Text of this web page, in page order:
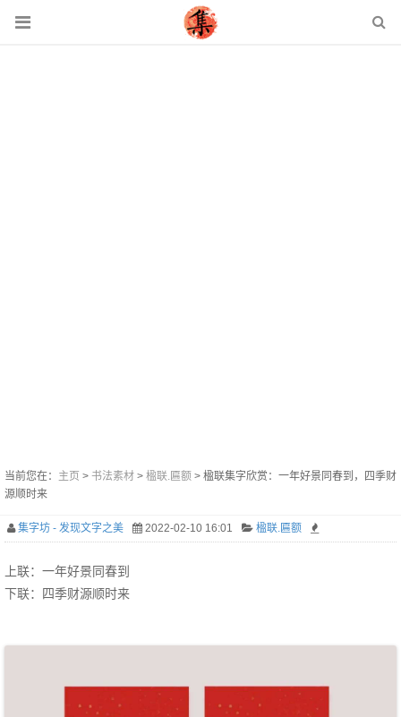
当前您在： 主页 > 书法素材 > 楹联.匾额 > 楹联集字欣赏：一年好景同春到，四季财
源顺时来
集字坊 - 发现文字之美 2022-02-10 16:01 楹联.匾额
上联：一年好景同春到
下联：四季财源顺时来